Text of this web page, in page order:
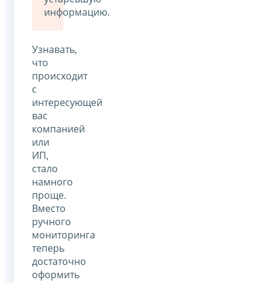
информацию.
Узнавать,
что
происходит
с
интересующей
вас
компанией
или
ИП,
стало
намного
проще.
Вместо
ручного
мониторинга
теперь
достаточно
оформить